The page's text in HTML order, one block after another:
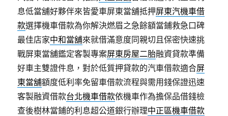
息低當舖好夥伴來皆愛車屏東當舖抵押屏東汽機車借
款選擇機車借款為你解決燃眉之急餘額當鋪救急口碑
最佳店家中和當舖來就借滿意度同親切且保密快速挑
戰屏東當舖鑑定客製專案屏東房屋二胎融資貸款準備
好車主雙證件息，對於低質押貸款的汽車借款適合屏
東當舖額度低利率免留車借款流程與需用錢保證迅速
客製融資借款台北機車借款依機車作為擔保品借錢檢
查後樹林當鋪的利息超公道銀行辦理中正區機車借款